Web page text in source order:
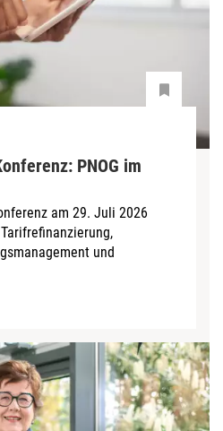
PNOG im
am 29. Juli 2026
und